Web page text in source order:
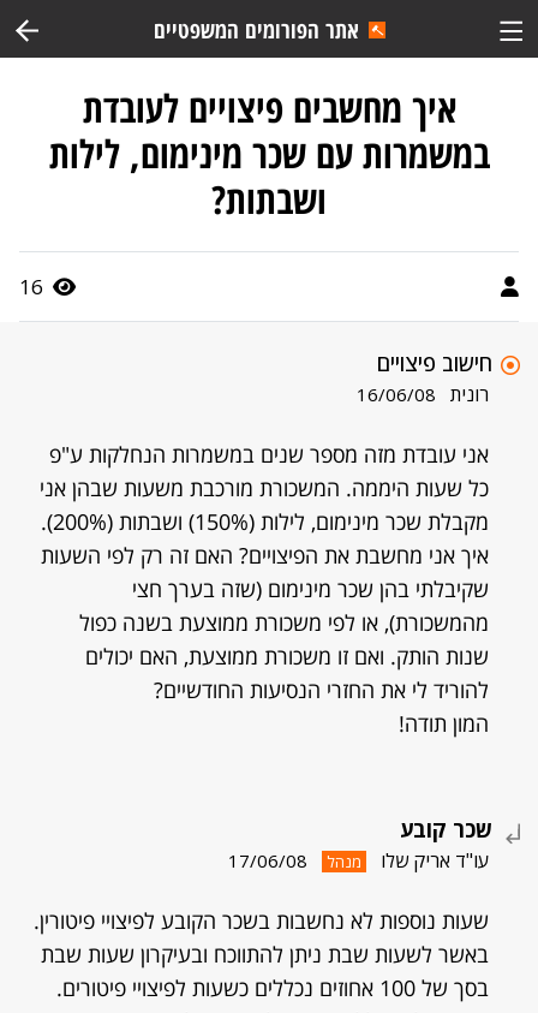
אתר הפורומים המשפטיים
איך מחשבים פיצויים לעובדת
במשמרות עם שכר מינימום, לילות
ושבתות?
16
חישוב פיצויים
רונית 16/06/08
אני עובדת מזה מספר שנים במשמרות הנחלקות ע"פ
כל שעות היממה. המשכורת מורכבת משעות שבהן אני
מקבלת שכר מינימום, לילות (150%) ושבתות (200%).
איך אני מחשבת את הפיצויים? האם זה רק לפי השעות
שקיבלתי בהן שכר מינימום (שזה בערך חצי
מהמשכורת), או לפי משכורת ממוצעת בשנה כפול
שנות הותק. ואם זו משכורת ממוצעת, האם יכולים
להוריד לי את החזרי הנסיעות החודשיים?
המון תודה!
שכר קובע
עו"ד אריק שלו מנהל 17/06/08
שעות נוספות לא נחשבות בשכר הקובע לפיצויי פיטורין.
באשר לשעות שבת ניתן להתווכח ובעיקרון שעות שבת
בסך של 100 אחוזים נכללים כשעות לפיצויי פיטורים.